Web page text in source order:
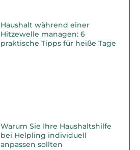
Haushalt während einer
Hitzewelle managen: 6
praktische Tipps für heiße Tage
Warum Sie Ihre Haushaltshilfe
bei Helpling individuell
anpassen sollten